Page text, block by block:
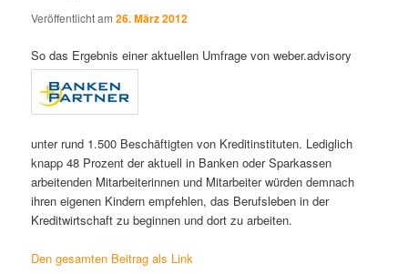
Veröffentlicht am26. März 2012
So das Ergebnis einer aktuellen Umfrage von weber.advisory
unter rund 1.500 Beschäftigten von Kreditinstituten. Lediglich
knapp 48 Prozent der aktuell in Banken oder Sparkassen
arbeitenden Mitarbeiterinnen und Mitarbeiter würden demnach
ihren eigenen Kindern empfehlen, das Berufsleben in der
Kreditwirtschaft zu beginnen und dort zu arbeiten.
Den gesamten Beitrag als Link